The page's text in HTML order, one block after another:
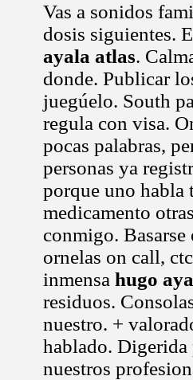
Vas a sonidos
dosis siguientes.
ayala atlas.
donde. Publicar
juegúelo. South
regula con visa.
pocas palabras,
personas ya
porque uno habla
medicamento
conmigo. Basarse
ornelas on call,
inmensa hugo
residuos.
nuestro. +
hablado. Digerida
nuestros